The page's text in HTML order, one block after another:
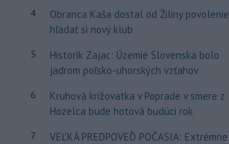
4
Obranca Kaša dostal od Žiliny povolenie
hľadať si nový klub
5
Historik Zajac: Územie Slovenska bolo
jadrom poľsko-uhorských vzťahov
6
Kruhová križovatka v Poprade v smere z
Hozelca bude hotová budúci rok
7
VEĽKÁ PREDPOVEĎ POČASIA: Extrémne